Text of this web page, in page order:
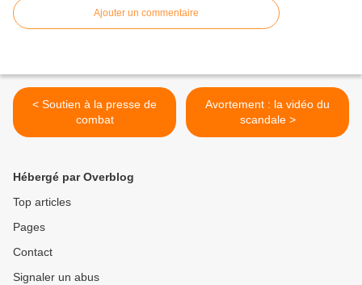
Ajouter un commentaire
< Soutien à la presse de
combat
Avortement : la vidéo du
scandale >
Hébergé par Overblog
Top articles
Pages
Contact
Signaler un abus